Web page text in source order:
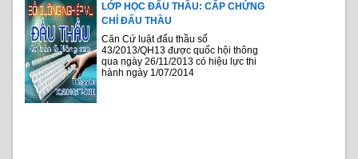
LỚP HỌC ĐẤU THẦU: CẤP CHỨNG
CHỈ ĐẤU THẦU
Căn Cứ luật đấu thầu số
43/2013/QH13 được quốc hội thông
qua ngày 26/11/2013 có hiệu lực thi
hành ngày 1/07/2014